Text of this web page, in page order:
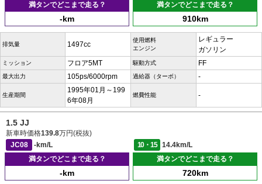
満タンでどこまで走る？
-km
満タンでどこまで走る？
910km
排気量 1497cc
使用燃料
エンジン
レギュラー
ガソリン
ミッション フロア5MT 駆動方式 FF
最大出力 105ps/6000rpm 過給器（ターボ） -
生産期間
1995年01月～199
6年08月
燃費性能 -
1.5 JJ
新車時価格139.8万円(税抜)
JC08
-km/L 10・15
14.4km/L
満タンでどこまで走る？
-km
満タンでどこまで走る？
720km